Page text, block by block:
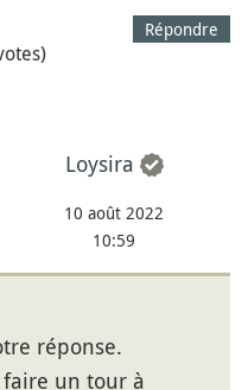
Répondre
Loysira
10 août 2022
10:59
réponse.
un tour à